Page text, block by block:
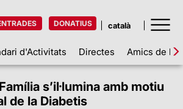
DONATIUS
d'Activitats Directes Amics de la
s’il·lumina amb motiu
de la Diabetis